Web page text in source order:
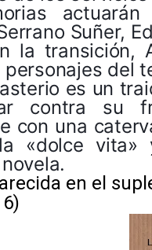
Suñer,
la transición,
del
es un
contra su
con una
«dolce
en el